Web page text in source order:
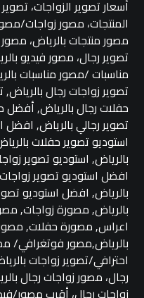
أسعار تصوير الزواجات،
المنتجات، مصور زواجات/
مصور منتجات بالرياض،
تصوير رجال، مصور فيديو
مناسبات /مصور مناسبات
تصوير زواجات رجال
حفلات رجال بالرياض, أفضل
تصوير رجالي بالرياض, افضل
استوديو تصوير حفلات
بالرياض, استوديو تصوير
افضل استوديو تصوير
بالرياض, افضل استوديو
بالرياض, مصورة زواجات,
اعراس, مصورة حفلات,
بالرياض,مصور فوتغرافي/
احترافي/تصوير زواجات
رجال، مصور زواجات رجال
زواجات رجال، أقرب مصور/